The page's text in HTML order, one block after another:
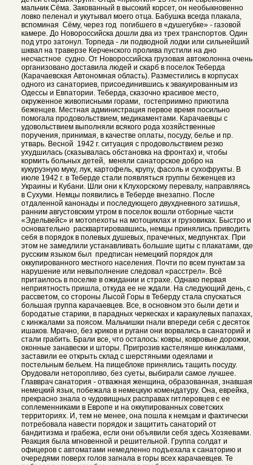
мальчик Сёма. Закованный в высокий корсет, он необыкновенно
ловко пеленал и укутывал моего отца. Бабушка всегда плакала,
вспоминая Сёму, через год погибшего в «душегубке» - газовой
камере. До Новороссийска дошли два из трех транспортов. Один
под утро затонул. Торпеда - ли подводной лодки или сильнейший
шквал на траверзе Керченского пролива пустили на дно
несчастное судно. От Новороссийска грузовая автоколонна очень
организовано доставила людей и скарб в поселок Теберда
(Карачаевская Автономная область). Разместились в корпусах
одного из санаториев, присоединившись к эвакуированным из
Одессы и Евпатории. Теберда, сказочно красивое место,
окруженное живописными горами, гостеприимно приютила
беженцев. Местная администрация первое время посильно
помогала продовольствием, медикаментами. Карачаевцы с
удовольствием выполняли всякого рода хозяйственные
поручения, принимая, в качестве оплаты, посуду, белье и пр.
утварь. Весной 1942 г. ситуация с продовольствием резко
ухудшилась (сказывалась обстановка на фронтах) и, чтобы
кормить больных детей, меняли санаторское добро на
кукурузную муку, лук, картофель, крупу, фасоль и сухофрукты. В
июле 1942 г. в Теберде стали появляться группы беженцев из
Украины и Кубани. Шли они к Клухорскому перевалу, направляясь
в Сухуми. Немцы появились в Теберде внезапно. После
отдаленной канонады и последующего двухдневного затишья,
ранним августовским утром в поселок вошли отборные части
«Эдельвейс» и мотопехоты на мотоциклах и грузовиках. Быстро и
основательно расквартировавшись, немцы принялись приводить
себя в порядок в полевых душевых, прачечных, медпунктах. При
этом не замедлили устанавливать большие щиты с плакатами, где
русским языком был предписан немецкий порядок для
оккупированного местного населения. Почти по всем пунктам за
нарушение или невыполнение следовал «расстрел». Всё
притаилось в поселке в ожидании и страхе. Однако первая
неприятность пришла, откуда ее не ждали. На следующий день, с
рассветом, со стороны Лысой Горы в Теберду стала спускаться
большая группа карачаевцев. Все, в основном это были дети и
бородатые старики, в парадных черкесках и каракулевых папахах,
с кинжалами за поясом. Мальчишки гнали впереди себя с десяток
ишаков. Мрачно, без криков и ругани они ворвались в санаторий и
стали грабить. Брали все, что осталось: ковры, ковровые дорожки,
оконные занавески и шторы. Пригрозив кастелянше кинжалами,
заставили ее открыть склад с шерстяными одеялами и
постельным бельем. На пищеблоке принялись тащить посуду.
Орудовали неторопливо, без суеты, выбирали самое лучшее.
Главврач санатория - отважная женщина, образованная, знавшая
немецкий язык, побежала в немецкую комендатуру. Она, еврейка,
прекрасно знала о чудовищных расправах гитлеровцев с ее
соплеменниками в Европе и на оккупированных советских
территориях. И, тем не менее, она пошла к немцам и фактически
потребовала навести порядок и защитить санаторий от
бандитизма и грабежа, если они объявили себя здесь Хозяевами.
Реакция была мгновенной и решительной. Группа солдат и
офицеров с автоматами немедленно подъехала к санаторию и
очередями поверх голов загнала в горы всех карачаевцев. Те